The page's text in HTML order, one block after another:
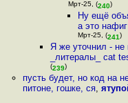
Мрт-25, (240)
Ну ещё
а это
Мрт-25, (241)
Я же уточнил - не
_литералы_ cat
(239)
пусть будет, но код на
питоне, гошке, ся,